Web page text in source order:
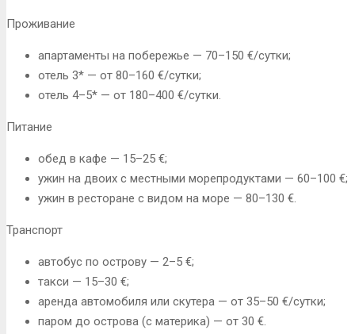
Проживание
апартаменты на побережье — 70–150 €/сутки;
отель 3* — от 80–160 €/сутки;
отель 4–5* — от 180–400 €/сутки.
Питание
обед в кафе — 15–25 €;
ужин на двоих с местными морепродуктами — 60–100 €;
ужин в ресторане с видом на море — 80–130 €.
Транспорт
автобус по острову — 2–5 €;
такси — 15–30 €;
аренда автомобиля или скутера — от 35–50 €/сутки;
паром до острова (с материка) — от 30 €.